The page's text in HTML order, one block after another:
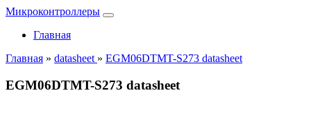
Микроконтроллеры
Главная
Главная » datasheet » EGM06DTMT-S273 datasheet
EGM06DTMT-S273 datasheet